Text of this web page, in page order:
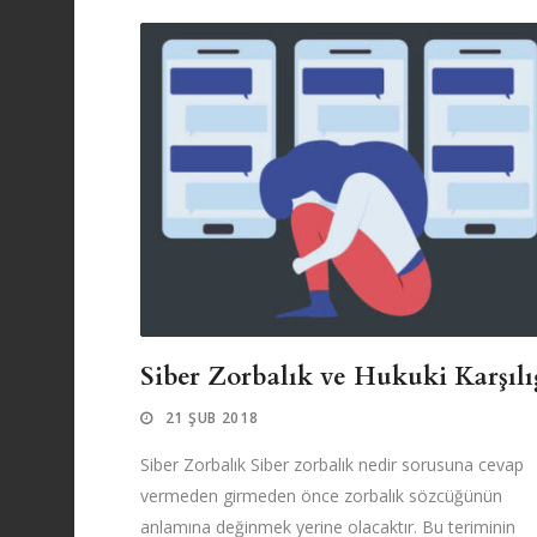
Siber Zorbalık ve Hukuki
21 ŞUB 2018
Siber Zorbalık Siber zorbalık nedir sorusuna cevap
vermeden girmeden önce zorbalık sözcüğünün
anlamına değinmek yerine olacaktır. Bu teriminin